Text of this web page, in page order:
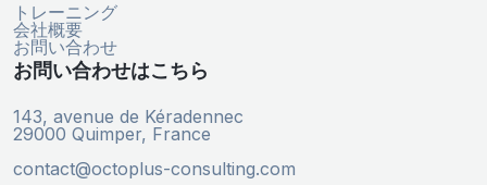
トレーニング
会社概要
お問い合わせ
お問い合わせはこちら
143, avenue de Kéradennec
29000 Quimper, France
contact@octoplus-consulting.com